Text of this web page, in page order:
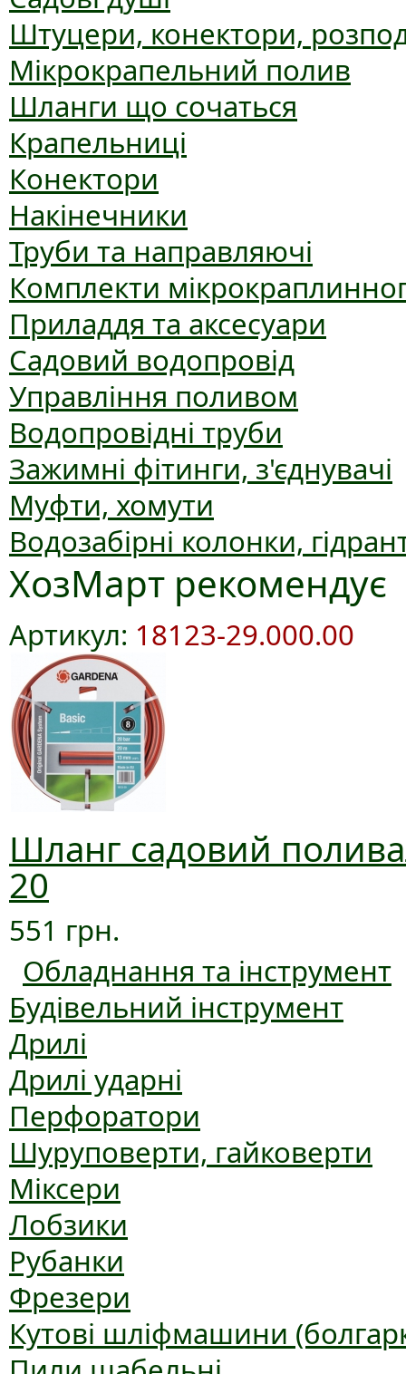
Штуцери, конектори,
Мікрокрапельний полив
Шланги що сочаться
Крапельниці
Конектори
Накінечники
Труби та направляючі
Комплекти
Приладдя та аксесуари
Садовий водопровід
Управління поливом
Водопровідні труби
Зажимні фітинги, з'єднувачі
Муфти, хомути
Водозабірні колонки,
ХозМарт рекомендує
Артикул: 18123-29.000.00
Шланг садовий
20
551 грн.
Обладнання та інструмент
Будівельний інструмент
Дрилі
Дрилі ударні
Перфоратори
Шуруповерти, гайковерти
Міксери
Лобзики
Рубанки
Фрезери
Кутові шліфмашини